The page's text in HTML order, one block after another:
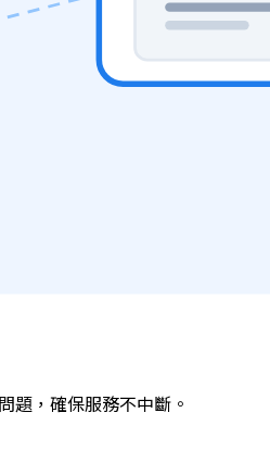
題，確保服務不中斷。